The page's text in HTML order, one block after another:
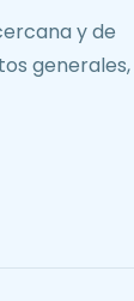
y de
generales,